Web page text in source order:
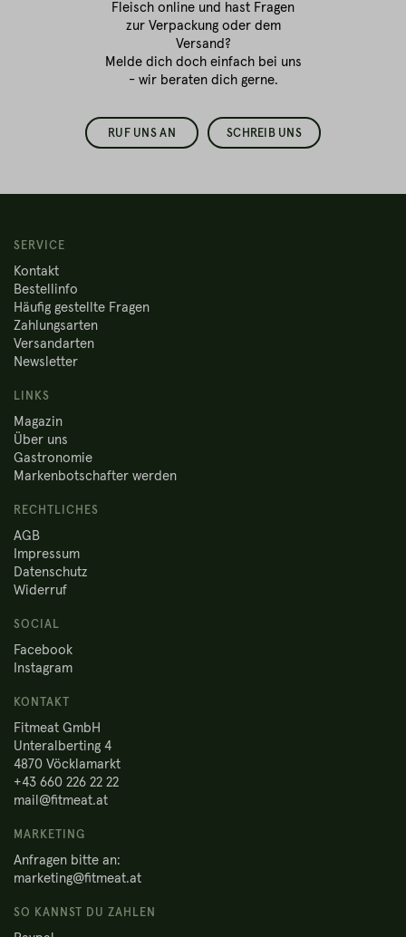
Fleisch online und hast Fragen
zur Verpackung oder dem
Versand?
Melde dich doch einfach bei uns
- wir beraten dich gerne.
RUF UNS AN SCHREIB UNS
SERVICE
Kontakt
Bestellinfo
Häufig gestellte Fragen
Zahlungsarten
Versandarten
Newsletter
LINKS
Magazin
Über uns
Gastronomie
Markenbotschafter werden
RECHTLICHES
AGB
Impressum
Datenschutz
Widerruf
SOCIAL
Facebook
Instagram
KONTAKT
Fitmeat GmbH
Unteralberting 4
4870 Vöcklamarkt
+43 660 226 22 22
mail@fitmeat.at
MARKETING
Anfragen bitte an:
marketing@fitmeat.at
SO KANNST DU ZAHLEN